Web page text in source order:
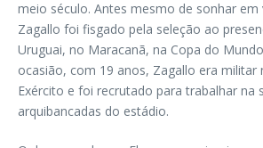
meio século. Antes mesmo de sonhar em
Zagallo foi fisgado pela seleção ao
Uruguai, no Maracanã, na Copa do
ocasião, com 19 anos, Zagallo era militar
Exército e foi recrutado para trabalhar na
arquibancadas do estádio.